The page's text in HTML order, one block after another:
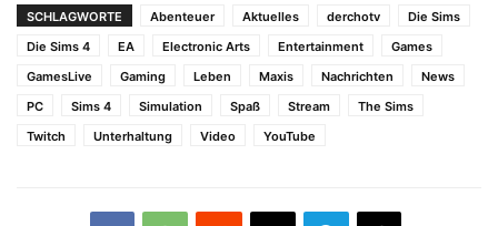
SCHLAGWORTE Abenteuer Aktuelles derchotv
Die Sims
Die Sims 4
EA Electronic Arts Entertainment
Games
GamesLive
Gaming Leben Maxis Nachrichten
News
PC
Sims 4 Simulation Spaß Stream
The Sims
Twitch
Unterhaltung Video YouTube